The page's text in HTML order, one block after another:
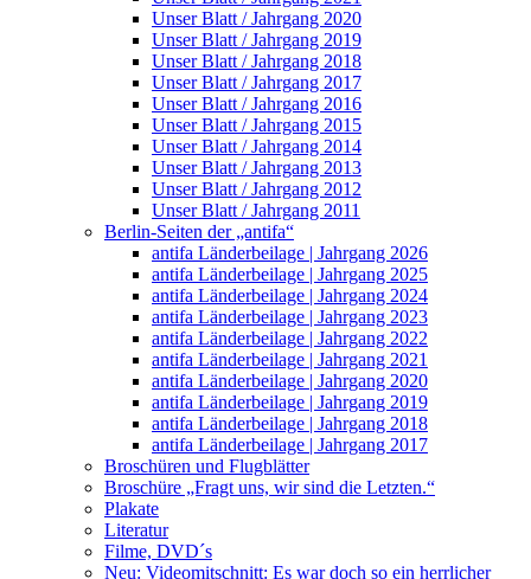
Unser Blatt / Jahrgang 2020
Unser Blatt / Jahrgang 2019
Unser Blatt / Jahrgang 2018
Unser Blatt / Jahrgang 2017
Unser Blatt / Jahrgang 2016
Unser Blatt / Jahrgang 2015
Unser Blatt / Jahrgang 2014
Unser Blatt / Jahrgang 2013
Unser Blatt / Jahrgang 2012
Unser Blatt / Jahrgang 2011
Berlin-Seiten der „antifa“
antifa Länderbeilage | Jahrgang 2026
antifa Länderbeilage | Jahrgang 2025
antifa Länderbeilage | Jahrgang 2024
antifa Länderbeilage | Jahrgang 2023
antifa Länderbeilage | Jahrgang 2022
antifa Länderbeilage | Jahrgang 2021
antifa Länderbeilage | Jahrgang 2020
antifa Länderbeilage | Jahrgang 2019
antifa Länderbeilage | Jahrgang 2018
antifa Länderbeilage | Jahrgang 2017
Broschüren und Flugblätter
Broschüre „Fragt uns, wir sind die Letzten.“
Plakate
Literatur
Filme, DVD´s
Neu: Videomitschnitt: Es war doch so ein herrlicher